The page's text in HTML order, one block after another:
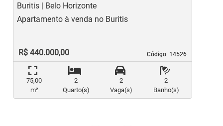
Buritis | Belo Horizonte
Código. 14526
Código. 14526
Apartamento à venda no Buritis
R$ 440.000,00
75,00
m²
2
Quarto(s)
2
Vaga(s)
2
Banho(s)